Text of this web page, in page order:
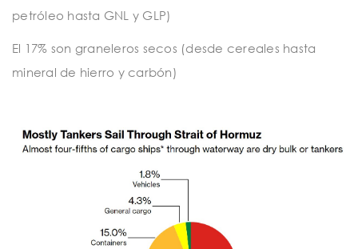
petróleo hasta GNL y GLP)
El 17% son graneleros secos (desde cereales hasta
mineral de hierro y carbón)